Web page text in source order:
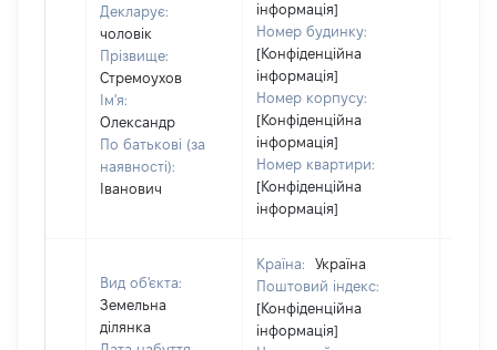
Декларує:
чоловік
Прізвище:
Стремоухов
Ім'я:
Олександр
По батькові (за
наявності):
Іванович
інформація]
Номер будинку:
[Конфіденційна
інформація]
Номер корпусу:
[Конфіденційна
інформація]
Номер квартири:
[Конфіденційна
інформація]
Вид об'єкта:
Земельна
ділянка
Країна:
Україна
Поштовий індекс:
[Конфіденційна
інформація]